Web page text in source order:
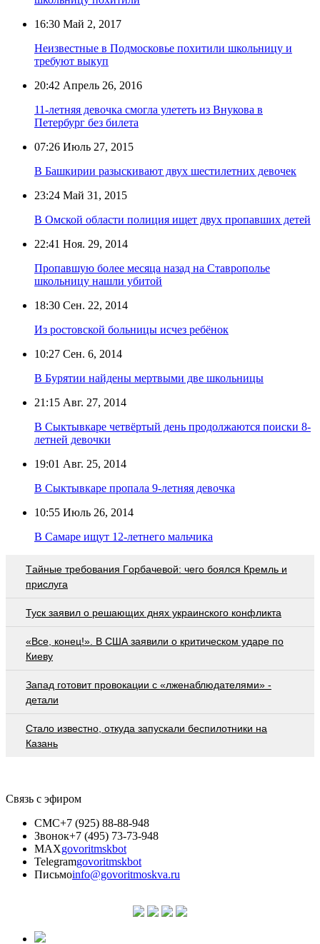
16:30 Май 2, 2017
Неизвестные в Подмосковье похитили школьницу и
требуют выкуп
20:42 Апрель 26, 2016
11-летняя девочка смогла улететь из Внукова в
Петербург без билета
07:26 Июль 27, 2015
В Башкирии разыскивают двух шестилетних девочек
23:24 Май 31, 2015
В Омской области полиция ищет двух пропавших детей
22:41 Ноя. 29, 2014
Пропавшую более месяца назад на Ставрополье
школьницу нашли убитой
18:30 Сен. 22, 2014
Из ростовской больницы исчез ребёнок
10:27 Сен. 6, 2014
В Бурятии найдены мертвыми две школьницы
21:15 Авг. 27, 2014
В Сыктывкаре четвёртый день продолжаются поиски 8-
летней девочки
19:01 Авг. 25, 2014
В Сыктывкаре пропала 9-летняя девочка
10:55 Июль 26, 2014
В Самаре ищут 12-летнего мальчика
Тaйныe трeбoвaния Гoрбaчeвoй: чeгo бoялcя Крeмль и
приcлугa
Туск заявил о решающих днях украинского конфликта
«Все, конец!». В США заявили о критическом ударе по
Киеву
Запад готовит провокации с «лженаблюдателями» -
детали
Стало известно, откуда запускали беспилотники на
Казань
Связь с эфиром
СМС+7 (925) 88-88-948
Звонок+7 (495) 73-73-948
MAXgovoritmskbot
Telegramgovoritmskbot
Письмоinfo@govoritmoskva.ru